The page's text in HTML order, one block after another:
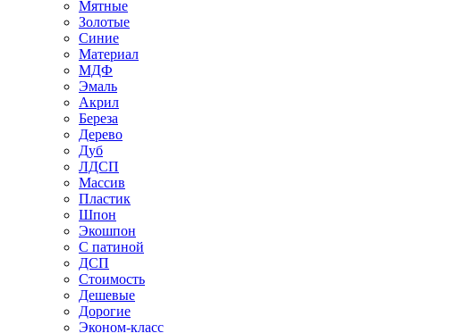
Мятные
Золотые
Синие
Материал
МДФ
Эмаль
Акрил
Береза
Дерево
Дуб
ЛДСП
Массив
Пластик
Шпон
Экошпон
С патиной
ДСП
Стоимость
Дешевые
Дорогие
Эконом-класс